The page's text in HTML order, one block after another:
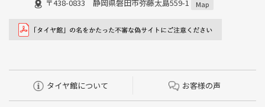
〒438-0833 静岡県磐田市弥藤太島559-1
Map
タイヤ館について お客様の声